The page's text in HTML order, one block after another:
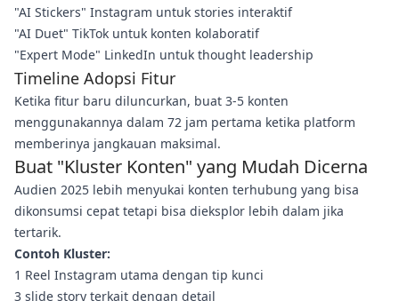
"AI Stickers" Instagram untuk stories interaktif
"AI Duet" TikTok untuk konten kolaboratif
"Expert Mode" LinkedIn untuk thought leadership
Timeline Adopsi Fitur
Ketika fitur baru diluncurkan, buat 3-5 konten
menggunakannya dalam 72 jam pertama ketika platform
memberinya jangkauan maksimal.
Buat "Kluster Konten" yang Mudah Dicerna
Audien 2025 lebih menyukai konten terhubung yang bisa
dikonsumsi cepat tetapi bisa dieksplor lebih dalam jika
tertarik.
Contoh Kluster:
1 Reel Instagram utama dengan tip kunci
3 slide story terkait dengan detail